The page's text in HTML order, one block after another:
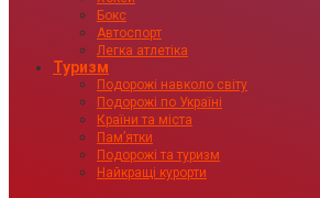
Бокс
Автоспорт
Легка атлетіка
Туризм
Подорожі навколо світу
Подорожі по Україні
Країни та міста
Пам’ятки
Подорожі та туризм
Найкращі курорти